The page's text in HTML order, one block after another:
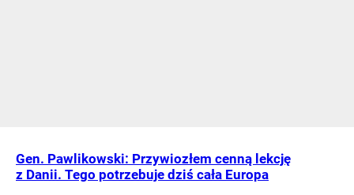
Gen. Pawlikowski: Przywiozłem cenną lekcję
z Danii. Tego potrzebuje dziś cała Europa